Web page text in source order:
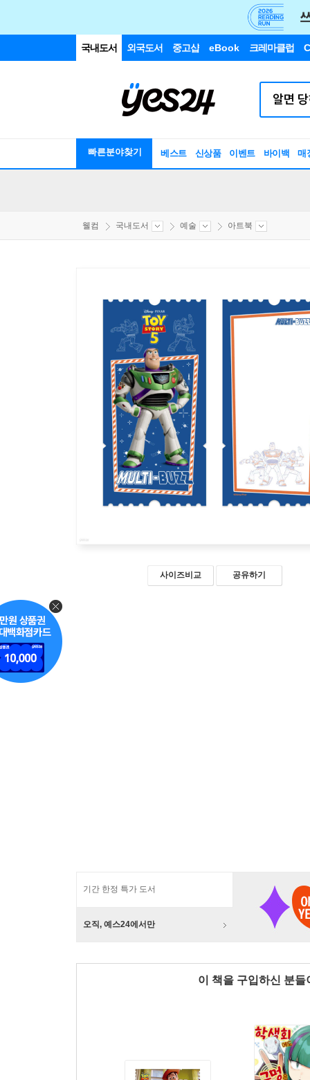
국내도서 외국도서 중고샵 eBook 크레마클럽
빠른분야찾기 베스트 신상품 이벤트 바이백 매
웰컴 국내도서 예술 아트북
사이즈비교 공유하기
기간 한정 특가 도서
오직, 예스24에서만
이 책을 구입하신 분